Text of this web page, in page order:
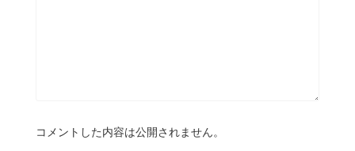
コメントした内容は公開されません。